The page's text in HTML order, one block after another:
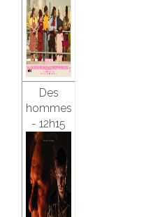
Des
hommes
- 12h15